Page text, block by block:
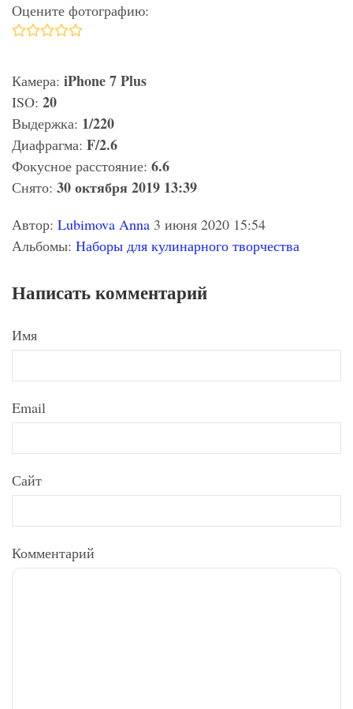
Оцените фотографию:
Камера: iPhone 7 Plus
ISO: 20
Выдержка: 1/220
Диафрагма: F/2.6
Фокусное расстояние: 6.6
Снято: 30 октября 2019 13:39
Автор: Lubimova Anna 3 июня 2020 15:54
Альбомы: Наборы для кулинарного творчества
Написать комментарий
Имя
Email
Сайт
Комментарий